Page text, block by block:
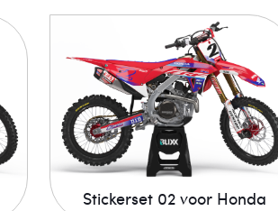
Stickerset 02 voor Honda